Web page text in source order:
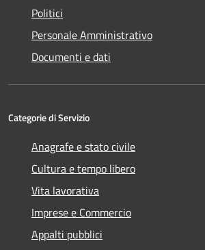
Politici
Personale Amministrativo
Documenti e dati
Categorie di Servizio
Anagrafe e stato civile
Cultura e tempo libero
Vita lavorativa
Imprese e Commercio
Appalti pubblici